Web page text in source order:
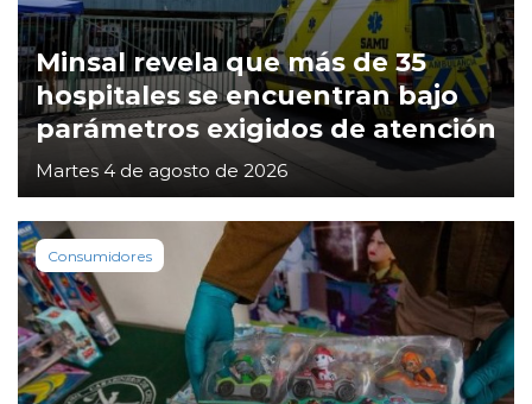
Minsal revela que más de 35
hospitales se encuentran bajo
parámetros exigidos de atención
Martes 4 de agosto de 2026
Consumidores